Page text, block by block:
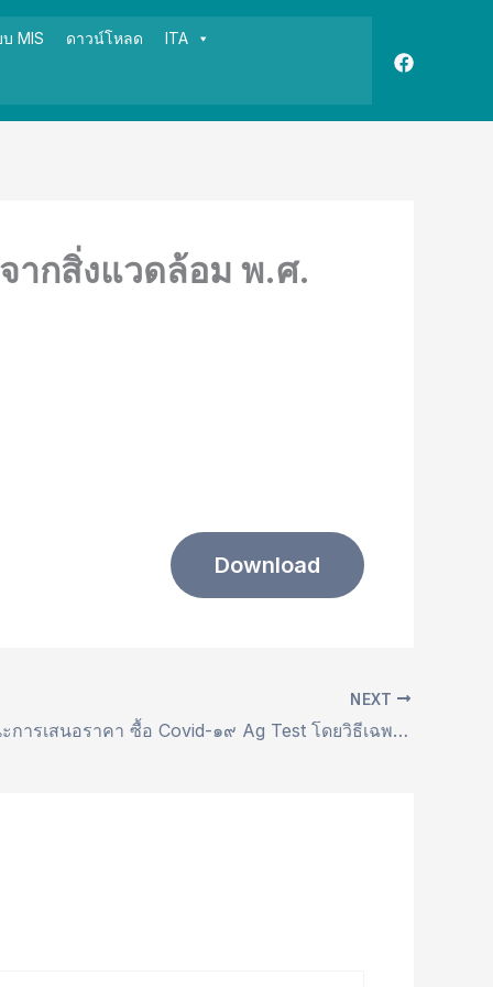
MIS ดาวน์โหลด ITA
ากสิ่งแวดล้อม พ.ศ.
Download
NEXT
ประกาศผู้ชนะการเสนอราคา ซื้อ Covid-๑๙ Ag Test โดยวิธีเฉพาะเจาะจง